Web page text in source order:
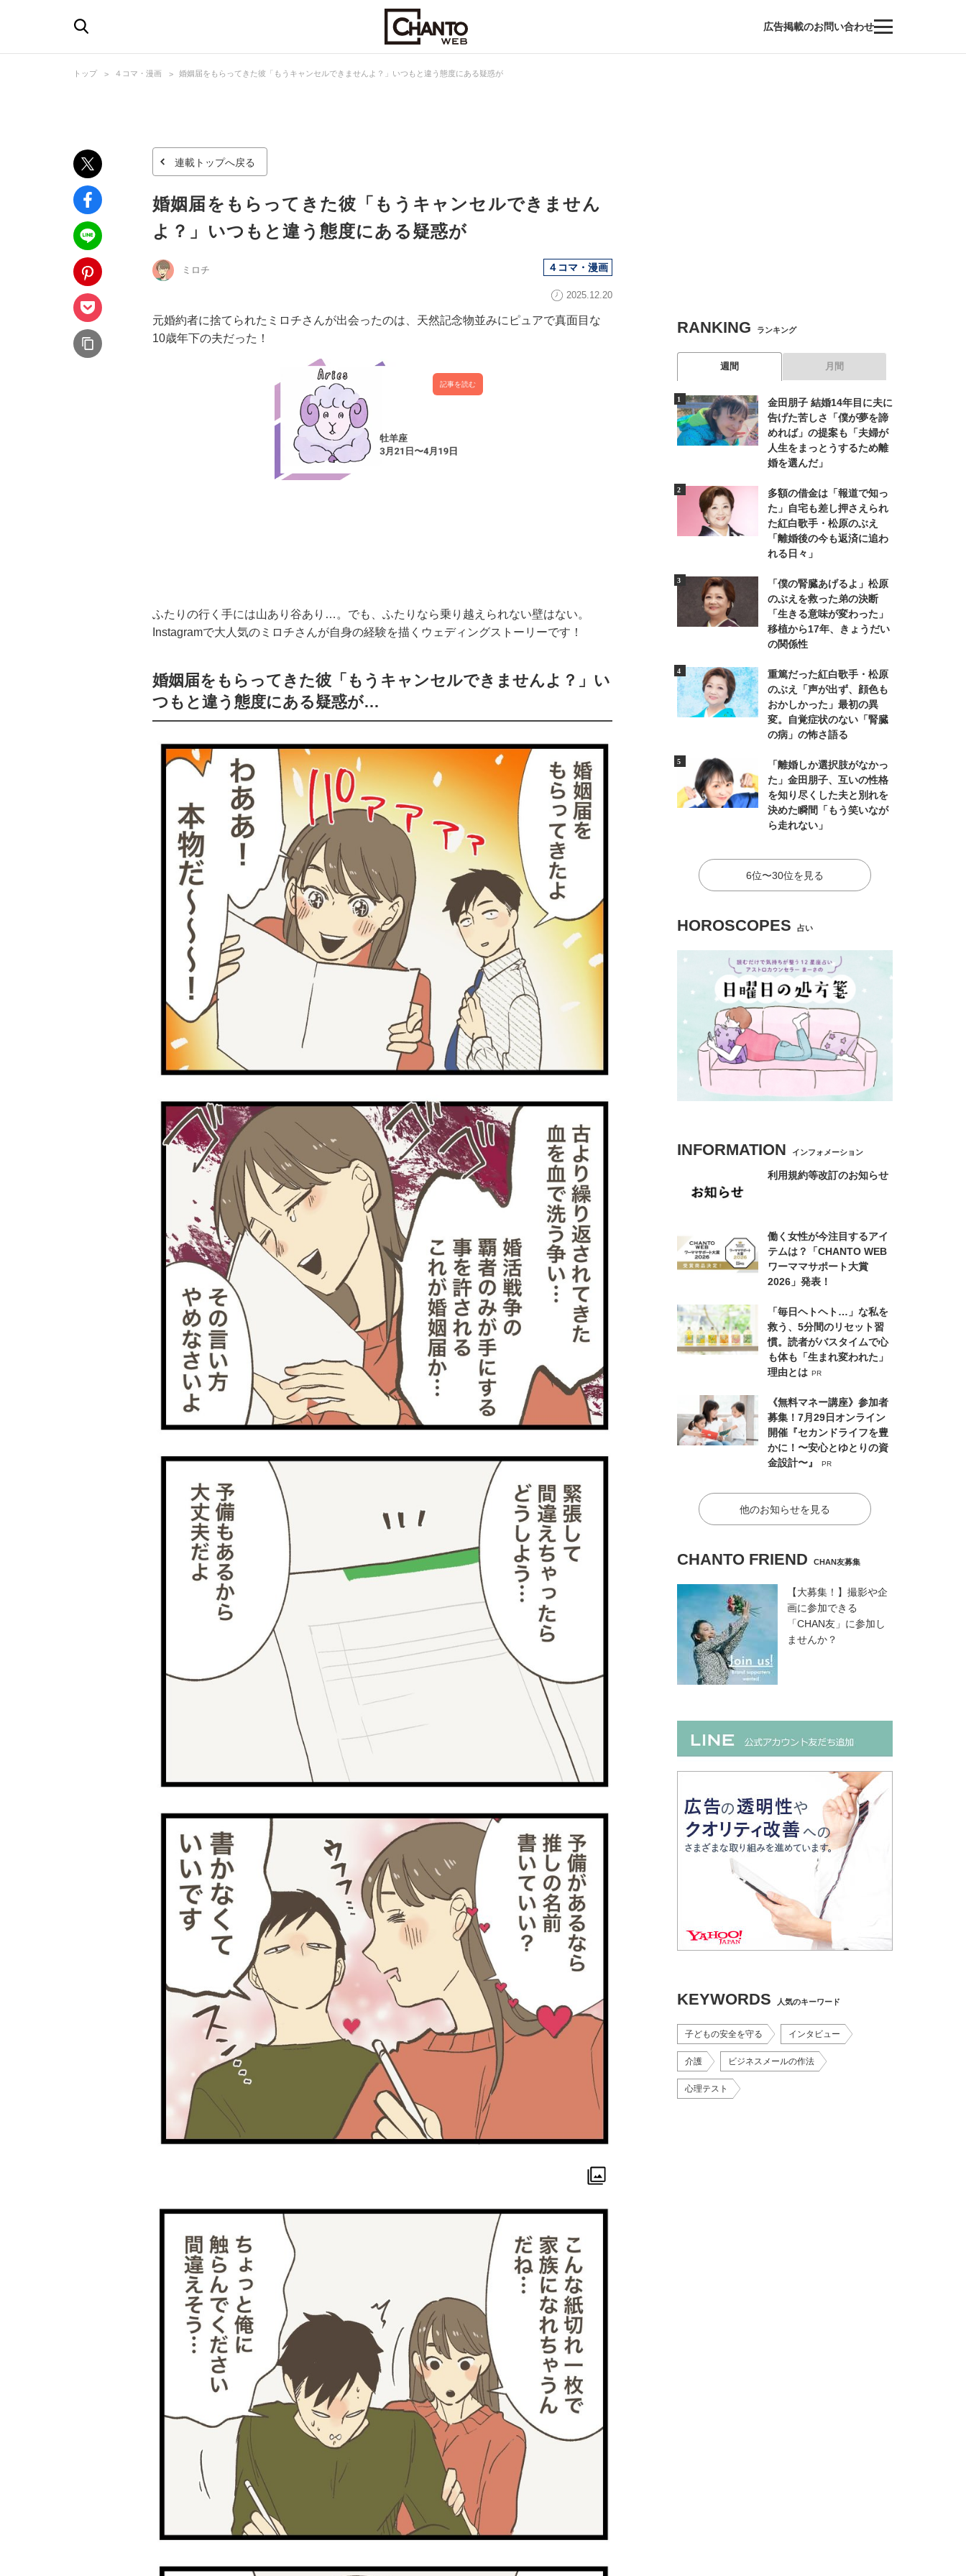
広告掲載のお問い合わせ
トップ ４コマ・漫画 婚姻届をもらってきた彼「もうキャンセルできませんよ？」いつもと違う態度にある疑惑が
連載トップへ戻る
婚姻届をもらってきた彼「もうキャンセルできません
よ？」いつもと違う態度にある疑惑が
ミロチ ４コマ・漫画
2025.12.20
元婚約者に捨てられたミロチさんが出会ったのは、天然記念物並みにピュアで真面目な
10歳年下の夫だった！
記事を読む
ふたりの行く手には山あり谷あり…。でも、ふたりなら乗り越えられない壁はない。
Instagramで大人気のミロチさんが自身の経験を描くウェディングストーリーです！
婚姻届をもらってきた彼「もうキャンセルできませんよ？」い
つもと違う態度にある疑惑が…
RANKING ランキング
週間 月間
金田朋子 結婚14年目に夫に
告げた苦しさ「僕が夢を諦
めれば」の提案も「夫婦が
人生をまっとうするため離
婚を選んだ」
多額の借金は「報道で知っ
た」自宅も差し押さえられ
た紅白歌手・松原のぶえ
「離婚後の今も返済に追わ
れる日々」
「僕の腎臓あげるよ」松原
のぶえを救った弟の決断
「生きる意味が変わった」
移植から17年、きょうだい
の関係性
重篤だった紅白歌手・松原
のぶえ「声が出ず、顔色も
おかしかった」最初の異
変。自覚症状のない「腎臓
の病」の怖さ語る
「離婚しか選択肢がなかっ
た」金田朋子、互いの性格
を知り尽くした夫と別れを
決めた瞬間「もう笑いなが
ら走れない」
6位〜30位を見る
HOROSCOPES 占い
INFORMATION インフォメーション
利用規約等改訂のお知らせ
働く女性が今注目するアイ
テムは？「CHANTO WEB
ワーママサポート大賞
2026」発表！
「毎日ヘトヘト…」な私を
救う、5分間のリセット習
慣。読者がバスタイムで心
も体も「生まれ変われた」
理由とは PR
《無料マネー講座》参加者
募集！7月29日オンライン
開催『セカンドライフを豊
かに！〜安心とゆとりの資
金設計〜』
PR
他のお知らせを見る
CHANTO FRIEND CHAN友募集
【大募集！】撮影や企
画に参加できる
「CHAN友」に参加し
ませんか？
KEYWORDS 人気のキーワード
子どもの安全を守る インタビュー
介護 ビジネスメールの作法
心理テスト